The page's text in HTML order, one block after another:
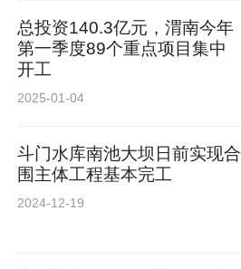
总投资140.3亿元，渭南今年
第一季度89个重点项目集中
开工
2025-01-04
斗门水库南池大坝日前实现合
围主体工程基本完工
2024-12-19